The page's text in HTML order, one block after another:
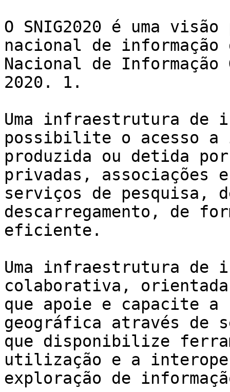
O SNIG2020 é uma
nacional de
Nacional de
2020. 1.
Uma infraestrutura de
possibilite o acesso a
produzida ou detida
privadas, associações
serviços de pesquisa,
descarregamento, de
eficiente.
Uma infraestrutura de
colaborativa,
que apoie e capacite a
geográfica através de
que disponibilize
utilização e a
exploração de